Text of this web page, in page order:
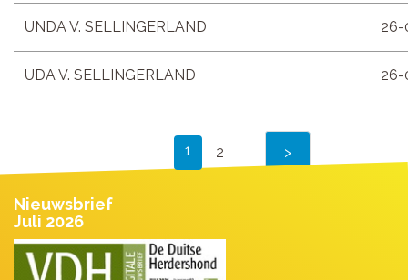
UNDA V. SELLINGERLAND 26-
UDA V. SELLINGERLAND 26-
1 2
Nieuwsbrief
Juli 2026